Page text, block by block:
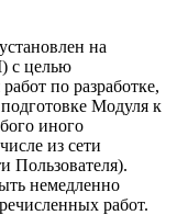
на
с целью
по разработке,
Модуля к
иного
из сети
Пользователя).
немедленно
работ.